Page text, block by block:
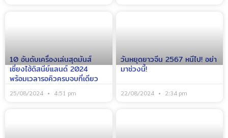
10 อันดับเครื่องเล่นสุดมันส์
เซี่ยงไฮ้ดิสนีย์แลนด์ 2024
พร้อมเวลารอคิวครบจบที่เดียว
25/08/2024 4:51 pm
วันหยุดยาวจีน 2567 หนีไป! อย่า
มาช่วงนี้!
22/08/2024 2:34 pm